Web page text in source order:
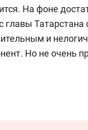
На фоне
главы
и
Но не очень